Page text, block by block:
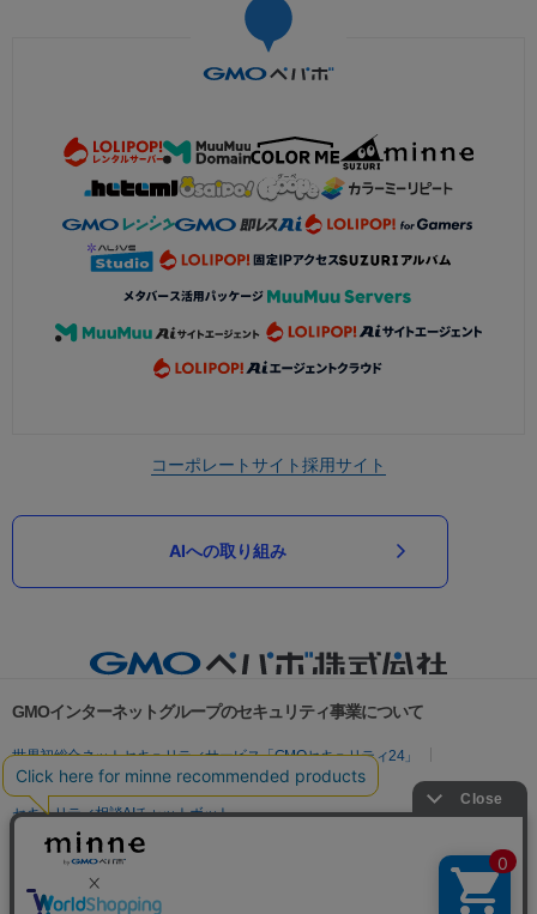
コーポレートサイト採用サイト
AIへの取り組み
GMOインターネットグループのセキュリティ事業について
世界初総合ネットセキュリティサービス「GMOセキュリティ24」
パスワード漏洩診断
Webサイトリスク診断
セキュリティ相談AIチャットボット
実在証明・盗聴対策
サイバー攻撃対策（GMO Flatt Security）